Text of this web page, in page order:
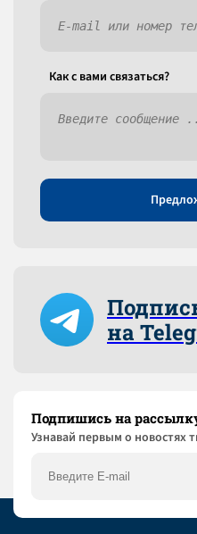
Как c вами связаться?
на
Подпишись на
Узнaвай первым о новостях